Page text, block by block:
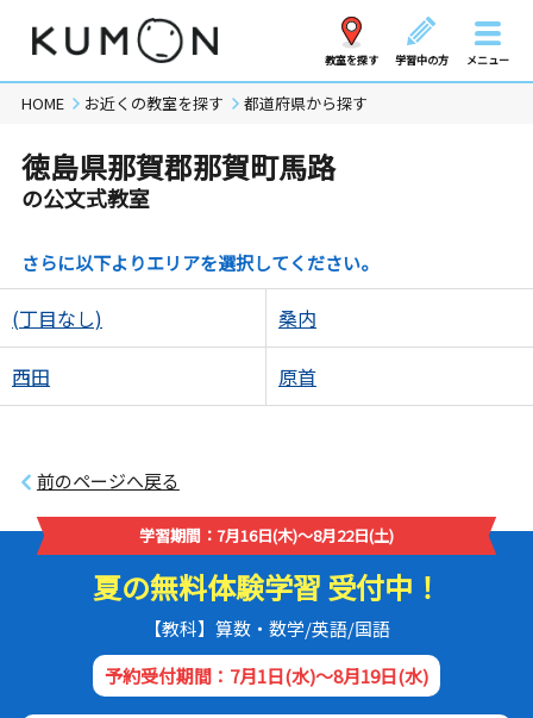
教室を探す 学習中の方 メニュー
HOME お近くの教室を探す 都道府県から探す
徳島県那賀郡那賀町馬路
の公文式教室
さらに以下よりエリアを選択してください。
(丁目なし) 桑内
西田 原首
前のページへ戻る
学習期間：7月16日(木)～8月22日(土)
夏の無料体験学習 受付中！
【教科】算数・数学/英語/国語
予約受付期間：7月1日(水)～8月19日(水)